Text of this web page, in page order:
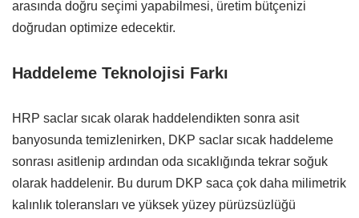
arasında doğru seçimi yapabilmesi, üretim bütçenizi
doğrudan optimize edecektir.
Haddeleme Teknolojisi Farkı
HRP saclar sıcak olarak haddelendikten sonra asit
banyosunda temizlenirken, DKP saclar sıcak haddeleme
sonrası asitlenip ardından oda sıcaklığında tekrar soğuk
olarak haddelenir. Bu durum DKP saca çok daha milimetrik
kalınlık toleransları ve yüksek yüzey pürüzsüzlüğü